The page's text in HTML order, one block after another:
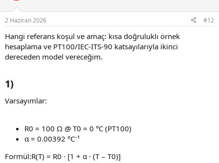
2 Haziran 2026 #12
Hangi referans koşul ve amaç: kısa doğruluklı örnek
hesaplama ve PT100/IEC-ITS-90 katsayılarıyla ikinci
dereceden model vereceğim.
1)​
Varsayımlar:
R0 = 100 Ω @ T0 = 0 °C (PT100)
α = 0.00392 °C⁻¹
Formül:R(T) = R0 · [1 + α · (T − T0)]